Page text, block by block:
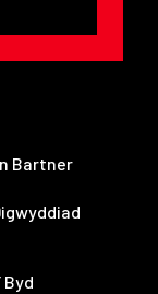
Bartner
Byd